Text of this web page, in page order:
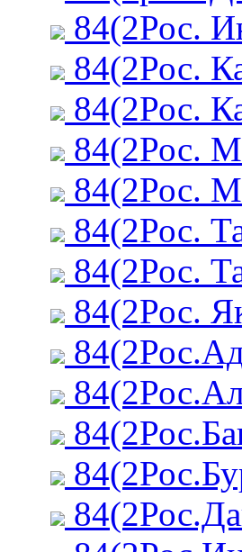
84(2Рос.
84(2Рос.
84(2Рос.
84(2Рос.
84(2Рос.
84(2Рос.
84(2Рос.
84(2Рос.